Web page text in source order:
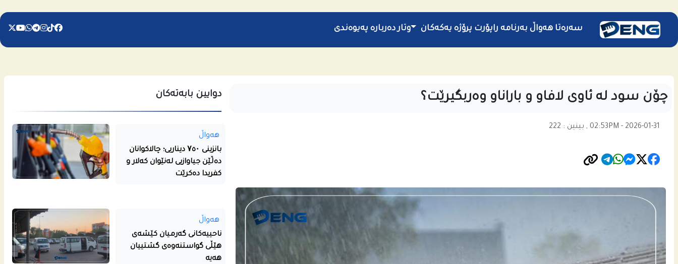
سەرەتا هەواڵ بەرنامە راپۆرت پرۆژە یەکەکان وتار دەربارە پەیوەندی
چۆن سود لە ئاوی لافاو و باراناو وەربگیرێت؟
02:53PM - 2026-01-31 , بینین : 222
دوایین بابەتەکان
هەواڵ
بانزینی ۷٥۰ دیناریی؛ چالاکوانان
دەڵێن جیاوازیی لەنێوان کەلار و
کفریدا دەکرێت
هەواڵ
ناحییه‌كانى گه‌رمیان كێشه‌ى
هێڵى گواستنه‌وه‌ى گشتییان
هه‌یه‌